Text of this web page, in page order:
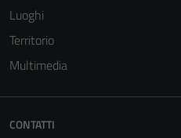
Luoghi
Territorio
Multimedia
CONTATTI